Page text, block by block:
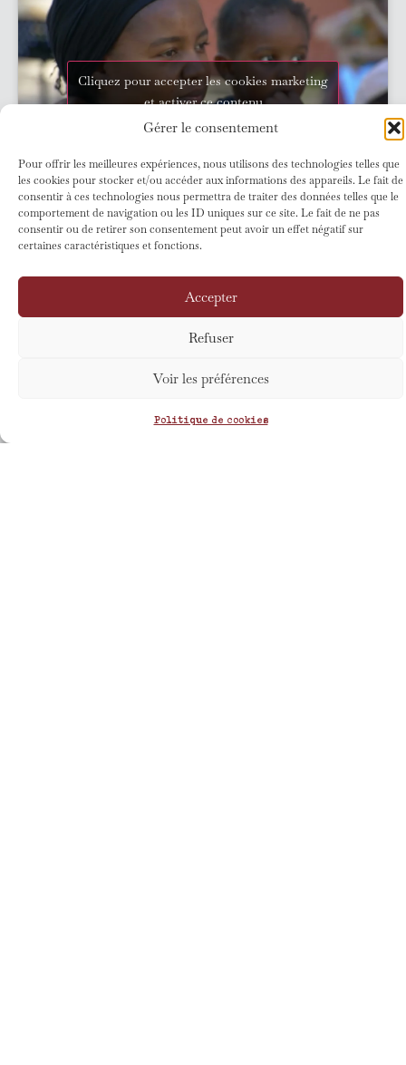
Gérer le consentement
Pour offrir les meilleures expériences, nous utilisons des technologies telles que
les cookies pour stocker et/ou accéder aux informations des appareils. Le fait de
consentir à ces technologies nous permettra de traiter des données telles que le
comportement de navigation ou les ID uniques sur ce site. Le fait de ne pas
consentir ou de retirer son consentement peut avoir un effet négatif sur
certaines caractéristiques et fonctions.
Accepter
Refuser
Voir les préférences
Politique de cookies
Cliquez pour accepter les cookies marketing
et activer ce contenu
Prolongez l'aventure